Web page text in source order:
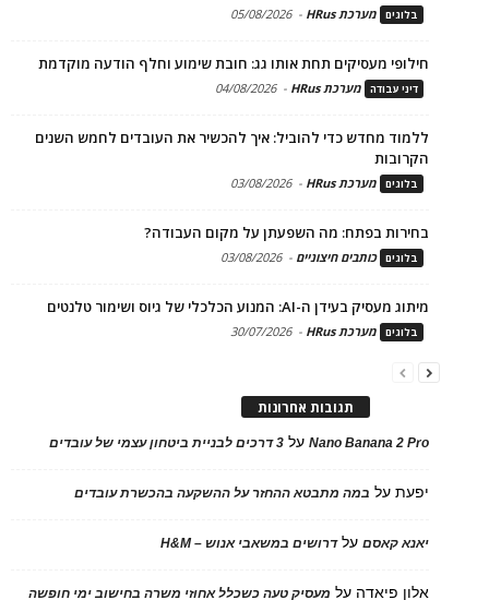
בלוגים מערכת HRus -
05/08/2026
חילופי מעסיקים תחת אותו גג: חובת שימוע וחלף הודעה מוקדמת
דיני עבודה מערכת HRus -
04/08/2026
ללמוד מחדש כדי להוביל: איך להכשיר את העובדים לחמש השנים
הקרובות
בלוגים מערכת HRus -
03/08/2026
בחירות בפתח: מה השפעתן על מקום העבודה?
בלוגים כותבים חיצוניים -
03/08/2026
מיתוג מעסיק בעידן ה-AI: המנוע הכלכלי של גיוס ושימור טלנטים
בלוגים מערכת HRus -
30/07/2026
תגובות אחרונות
Nano Banana 2 Proעל 3 דרכים לבניית ביטחון עצמי של עובדים
יפעתעל במה מתבטא ההחזר על ההשקעה בהכשרת עובדים
יאנא קאסםעלדרושים במשאבי אנוש – H&M
אלון פיאדה על מעסיק טעה כשכלל אחוזי משרה בחישוב ימי חופשה